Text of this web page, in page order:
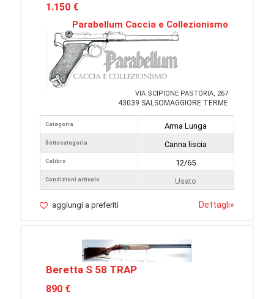
1.150 €
Parabellum Caccia e Collezionismo
VIA SCIPIONE PASTORIA, 267
43039 SALSOMAGGIORE TERME
Categoria
Sottocategoria
Calibro
Condizioni articolo
Arma Lunga
Canna liscia
12/65
Usato
aggiungi a preferiti Dettagli»
Beretta S 58 TRAP
890 €